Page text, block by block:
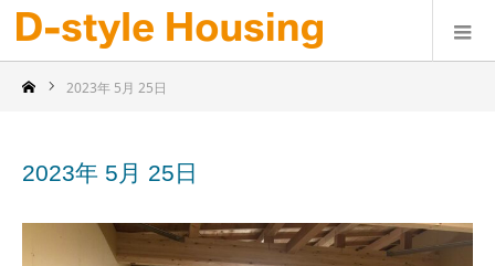
2023年 5月 25日
2023年 5月 25日